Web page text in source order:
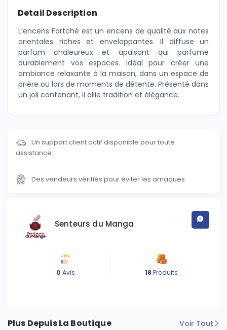
Detail Description
L’encens Fartché est un encens de qualité aux notes
orientales riches et enveloppantes. Il diffuse un
parfum chaleureux et apaisant qui parfume
durablement vos espaces. Idéal pour créer une
ambiance relaxante à la maison, dans un espace de
prière ou lors de moments de détente. Présenté dans
un joli contenant, il allie tradition et élégance.
Un support client actif disponible pour toute
assistance.
Des vendeurs vérifiés pour éviter les arnaques.
Senteurs du Manga
0 Avis 18 Produits
Plus Depuis La Boutique Voir Tout